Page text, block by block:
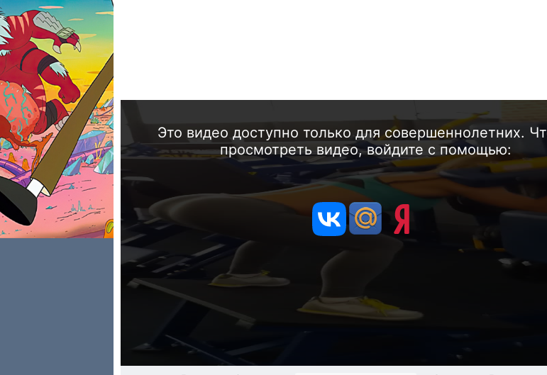
Это видео доступно только для совершеннолетних.
просмотреть видео, войдите с помощью: